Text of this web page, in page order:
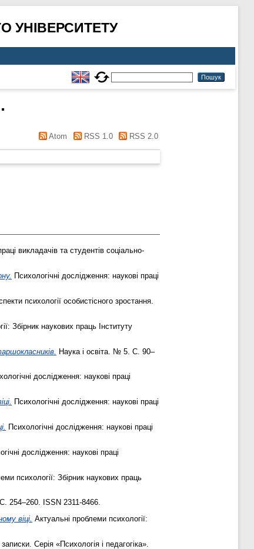
УНІВЕРСИТЕТУ
Atom RSS 1.0 RSS 2.0
викладачів та студентів соціально-
Психологічні дослідження: наукові праці
психології особистісного зростання.
Збірник наукових праць Інституту
Наука і освіта. № 5. С. 90–
дослідження: наукові праці
Психологічні дослідження: наукові праці
Психологічні дослідження: наукові праці
дослідження: наукові праці
психології: Збірник наукових праць
254–260. ISSN 2311-8466.
віці. Актуальні проблеми психології:
записки. Серія «Психологія і педагогіка».